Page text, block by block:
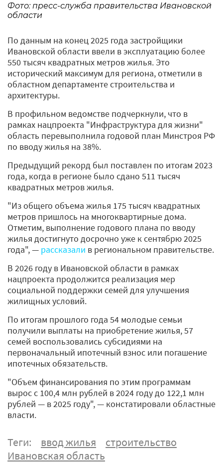
Фото: пресс-служба правительства Ивановской
области
По данным на конец 2025 года застройщики
Ивановской области ввели в эксплуатацию более
550 тысяч квадратных метров жилья. Это
исторический максимум для региона, отметили в
областном департаменте строительства и
архитектуры.
В профильном ведомстве подчеркнули, что в
рамках нацпроекта "Инфраструктура для жизни"
область перевыполнила годовой план Минстроя РФ
по вводу жилья на 38%.
Предыдущий рекорд был поставлен по итогам 2023
года, когда в регионе было сдано 511 тысяч
квадратных метров жилья.
"Из общего объема жилья 175 тысяч квадратных
метров пришлось на многоквартирные дома.
Отметим, выполнение годового плана по вводу
жилья достигнуто досрочно уже к сентябрю 2025
года", — рассказали в региональном правительстве.
В 2026 году в Ивановской области в рамках
нацпроекта продолжится реализация мер
социальной поддержки семей для улучшения
жилищных условий.
По итогам прошлого года 54 молодые семьи
получили выплаты на приобретение жилья, 57
семей воспользовались субсидиями на
первоначальный ипотечный взнос или погашение
ипотечных обязательств.
"Объем финансирования по этим программам
вырос с 100,4 млн рублей в 2024 году до 122,1 млн
рублей — в 2025 году", — констатировали областные
власти.
Теги: ввод жилья
строительство
Ивановская область